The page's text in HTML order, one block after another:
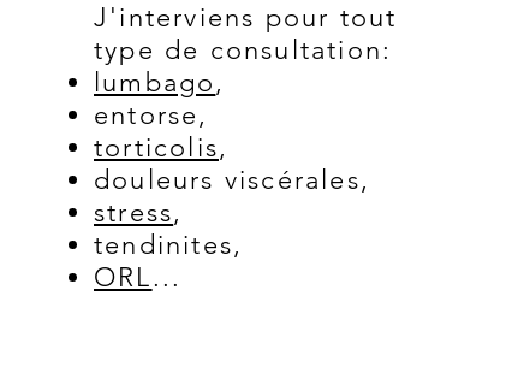
J'interviens pour tout
type de consultation:
lumbago,
entorse,
torticolis,
douleurs viscérales,
stress,
tendinites,
ORL...